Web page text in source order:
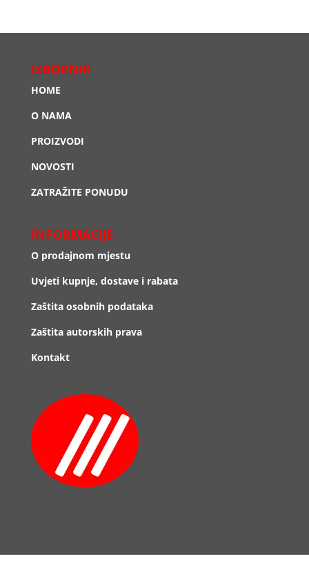
IZBORNIK
HOME
O NAMA
PROIZVODI
NOVOSTI
ZATRAŽITE PONUDU
INFORMACIJE
O prodajnom mjestu
Uvjeti kupnje, dostave i rabata
Zaštita osobnih podataka
Zaštita autorskih prava
Kontakt